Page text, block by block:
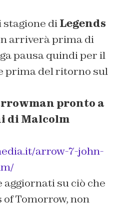
stagione diLegends
arriverà prima di
pausa quindi per il
prima del ritorno sul
pronto a
di Malcolm
arrow-7-john-
su ciò che
Tomorrow, non